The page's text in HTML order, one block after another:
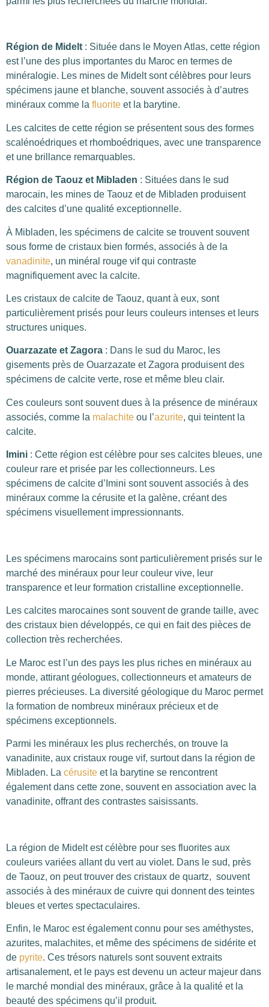
Région de Midelt : Située dans le Moyen Atlas, cette région
est l’une des plus importantes du Maroc en termes de
minéralogie. Les mines de Midelt sont célèbres pour leurs
spécimens jaune et blanche, souvent associés à d’autres
minéraux comme la fluorite et la barytine.
Les calcites de cette région se présentent sous des formes
scalénoédriques et rhomboédriques, avec une transparence
et une brillance remarquables.
Région de Taouz et Mibladen : Situées dans le sud
marocain, les mines de Taouz et de Mibladen produisent
des calcites d’une qualité exceptionnelle.
À Mibladen, les spécimens de calcite se trouvent souvent
sous forme de cristaux bien formés, associés à de la
vanadinite, un minéral rouge vif qui contraste
magnifiquement avec la calcite.
Les cristaux de calcite de Taouz, quant à eux, sont
particulièrement prisés pour leurs couleurs intenses et leurs
structures uniques.
Ouarzazate et Zagora : Dans le sud du Maroc, les
gisements près de Ouarzazate et Zagora produisent des
spécimens de calcite verte, rose et même bleu clair.
Ces couleurs sont souvent dues à la présence de minéraux
associés, comme la malachite ou l’azurite, qui teintent la
calcite.
Imini : Cette région est célèbre pour ses calcites bleues, une
couleur rare et prisée par les collectionneurs. Les
spécimens de calcite d’Imini sont souvent associés à des
minéraux comme la cérusite et la galène, créant des
spécimens visuellement impressionnants.
Les spécimens marocains sont particulièrement prisés sur le
marché des minéraux pour leur couleur vive, leur
transparence et leur formation cristalline exceptionnelle.
Les calcites marocaines sont souvent de grande taille, avec
des cristaux bien développés, ce qui en fait des pièces de
collection très recherchées.
Le Maroc est l’un des pays les plus riches en minéraux au
monde, attirant géologues, collectionneurs et amateurs de
pierres précieuses. La diversité géologique du Maroc permet
la formation de nombreux minéraux précieux et de
spécimens exceptionnels.
Parmi les minéraux les plus recherchés, on trouve la
vanadinite, aux cristaux rouge vif, surtout dans la région de
Mibladen. La cérusite et la barytine se rencontrent
également dans cette zone, souvent en association avec la
vanadinite, offrant des contrastes saisissants.
La région de Midelt est célèbre pour ses fluorites aux
couleurs variées allant du vert au violet. Dans le sud, près
de Taouz, on peut trouver des cristaux de quartz, souvent
associés à des minéraux de cuivre qui donnent des teintes
bleues et vertes spectaculaires.
Enfin, le Maroc est également connu pour ses améthystes,
azurites, malachites, et même des spécimens de sidérite et
de pyrite. Ces trésors naturels sont souvent extraits
artisanalement, et le pays est devenu un acteur majeur dans
le marché mondial des minéraux, grâce à la qualité et la
beauté des spécimens qu’il produit.